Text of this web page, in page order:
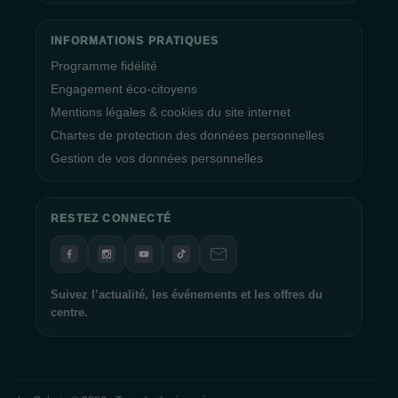
Maximisez Vos Avantages avec le Programme Fidélité
Prim Prim
Rejoignez le Programme Fidélité
vos avantages lors de vos visites aucentre commercial La
Galerie Quimper. L'inscription est simple, et en présentant
simplement votre smartphone en caisse, vous pouvez
plaisir lors de vos prochaines visites.
L'Équipe de La Galerie Quimper Vous Attend
L'équipe de La Galerie Quimper est impatiente de vous
accueillir et de vous faire vivre une expérience shopping
vous faut. Venez vivre une journée de shopping inoubliable
INFORMATIONS PRATIQUES
Programme fidélité
Engagement éco-citoyens
Mentions légales & cookies du site internet
Chartes de protection des données personnelles
Gestion de vos données personnelles
RESTEZ CONNECTÉ
Suivez l’actualité, les événements et les offres du
centre.